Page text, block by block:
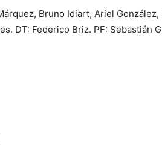
Bruno Idiart, Ariel González,
DT: Federico Briz. PF: Sebastián